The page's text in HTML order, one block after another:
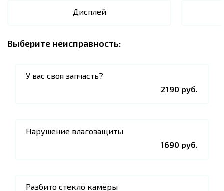
Дисплей
Выберите неисправность:
У вас своя запчасть?
2190 руб.
Нарушение влагозащиты
1690 руб.
Разбито стекло камеры